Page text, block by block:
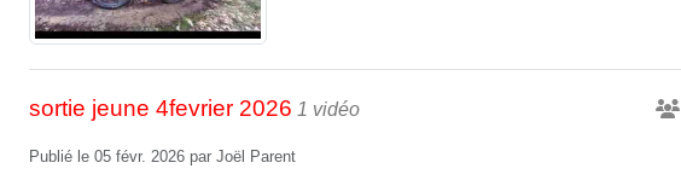
sortie jeune 4fevrier 2026 1 vidéo
Publié le 05 févr. 2026 par Joël Parent